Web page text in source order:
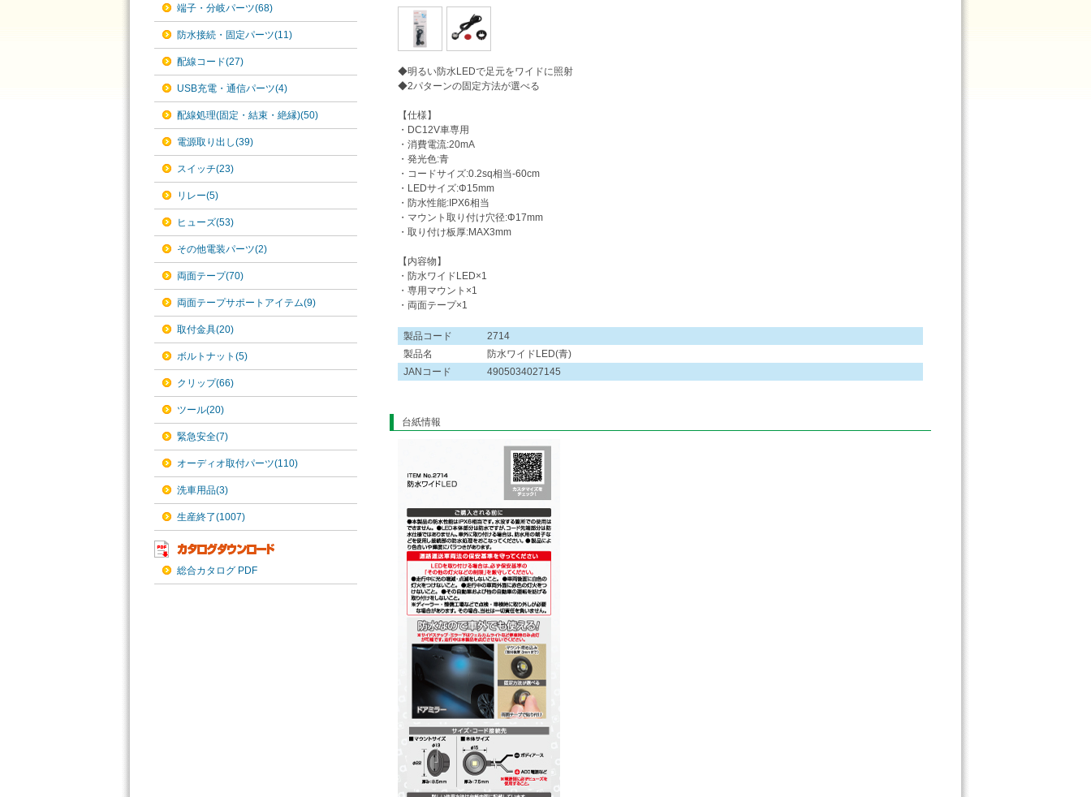
端子・分岐パーツ(68)
防水接続・固定パーツ(11)
配線コード(27)
USB充電・通信パーツ(4)
配線処理(固定・結束・絶縁)(50)
電源取り出し(39)
スイッチ(23)
リレー(5)
ヒューズ(53)
その他電装パーツ(2)
両面テープ(70)
両面テープサポートアイテム(9)
取付金具(20)
ボルトナット(5)
クリップ(66)
ツール(20)
緊急安全(7)
オーディオ取付パーツ(110)
洗車用品(3)
生産終了(1007)
総合カタログ PDF
◆明るい防水LEDで足元をワイドに照射
◆2パターンの固定方法が選べる
【仕様】
・DC12V車専用
・消費電流:20mA
・発光色:青
・コードサイズ:0.2sq相当-60cm
・LEDサイズ:Φ15mm
・防水性能:IPX6相当
・マウント取り付け穴径:Φ17mm
・取り付け板厚:MAX3mm
【内容物】
・防水ワイドLED×1
・専用マウント×1
・両面テープ×1
製品コード
2714
製品名
防水ワイドLED(青)
JANコード
4905034027145
台紙情報